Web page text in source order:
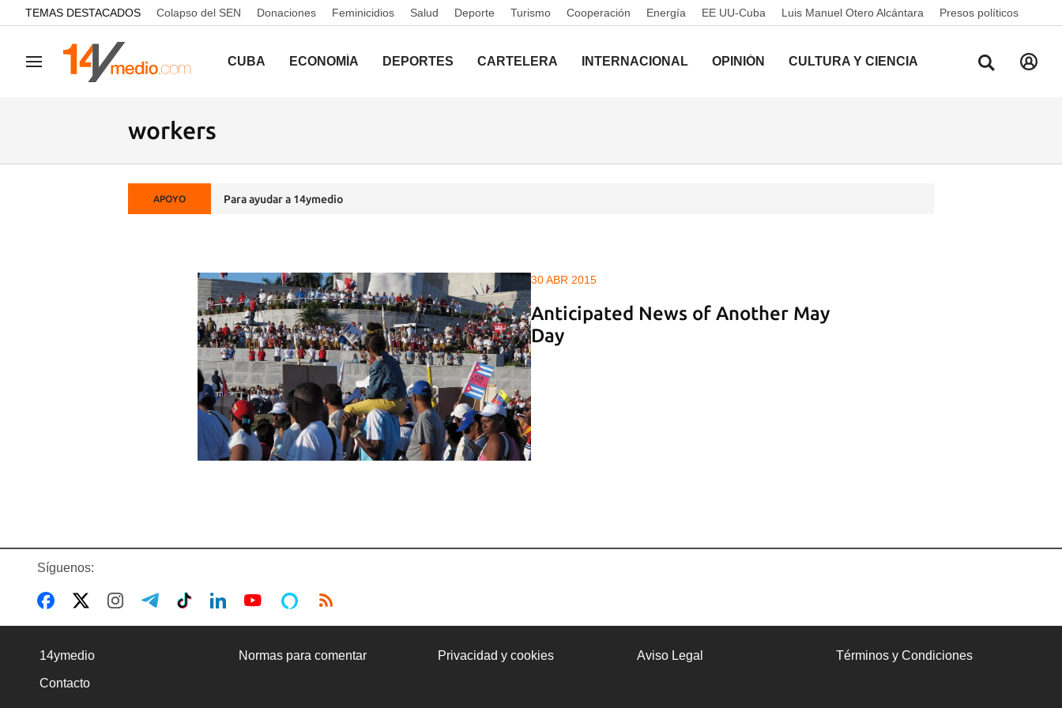
common.go-to-content
TEMAS DESTACADOS Colapso del SEN Donaciones Feminicidios Salud Deporte Turismo Cooperación Energía EE UU-Cuba Luis Manuel Otero Alcántara Presos políticos
Navegación CUBA ECONOMÍA DEPORTES CARTELERA INTERNACIONAL OPINIÓN CULTURA Y CIENCIA
workers
APOYO Para ayudar a 14ymedio
30 ABR 2015
Anticipated News of Another May
Day
Síguenos:
14ymedio Normas para comentar Privacidad y cookies Aviso Legal Términos y Condiciones
Contacto